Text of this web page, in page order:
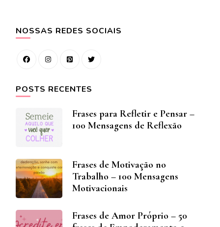
NOSSAS REDES SOCIAIS
POSTS RECENTES
Frases para Refletir e Pensar –
100 Mensagens de Reflexão
Frases de Motivação no
Trabalho – 100 Mensagens
Motivacionais
Frases de Amor Próprio – 50